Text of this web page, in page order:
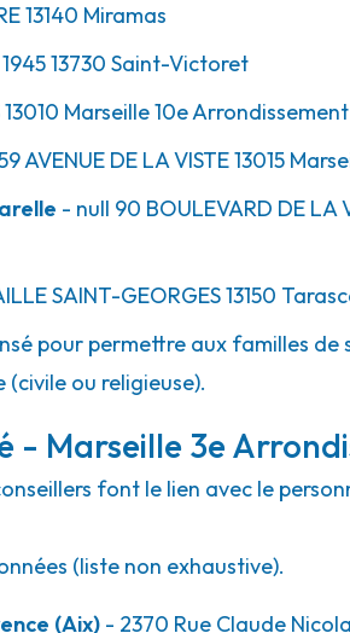
13140 Miramas
13730 Saint-Victoret
13010 Marseille 10e Arrondissement
AVENUE DE LA VISTE13015
- null 90 BOULEVARD DE LA
SAINT-GEORGES13150
pour permettre aux familles de
ou religieuse).
- Marseille 3e
font le lien avec le
(liste non exhaustive).
(Aix) - 2370 Rue Claude